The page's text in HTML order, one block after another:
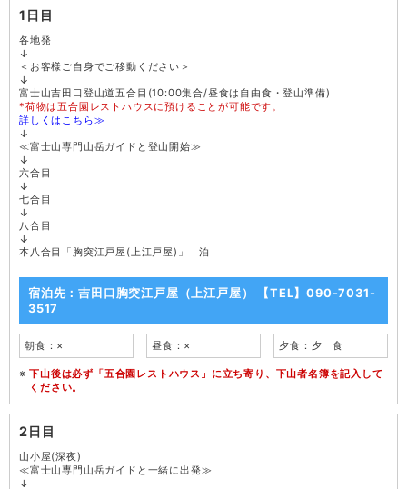
1日目
各地発
↓
＜お客様ご自身でご移動ください＞
↓
富士山吉田口登山道五合目(10:00集合/昼食は自由食・登山準備)
*荷物は五合園レストハウスに預けることが可能です。
詳しくはこちら≫
↓
≪富士山専門山岳ガイドと登山開始≫
↓
六合目
↓
七合目
↓
八合目
↓
本八合目「胸突江戸屋(上江戸屋)」 泊
宿泊先：吉田口胸突江戸屋（上江戸屋） 【TEL】090-7031-
3517
朝食：× 昼食：× 夕食：夕 食
下山後は必ず「五合園レストハウス」に立ち寄り、下山者名簿を記入して
ください。
2日目
山小屋(深夜)
≪富士山専門山岳ガイドと一緒に出発≫
↓